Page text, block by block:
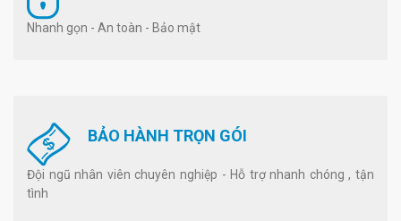
Nhanh gọn - An toàn - Bảo mật
BẢO HÀNH TRỌN GÓI
Đội ngũ nhân viên chuyên nghiệp - Hỗ trợ nhanh chóng , tận
tình